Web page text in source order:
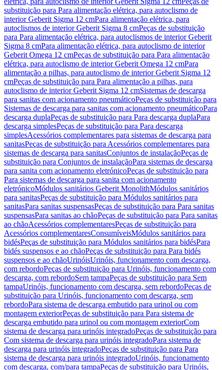
substituição para Para alimentação elétrica, para autoclismo de
interior Geberit Sigma 12 cmPara alimentação elétrica, para
autoclismos de interior Geberit Sigma 8 cmPeças de substituição
para Para alimentação elétrica, para autoclismos de interior Geberit
Sigma 8 cmPara alimentação elétrica, para autoclismo de interior
Geberit Omega 12 cmPeças de substituição para Para alimentação
elétrica, para autoclismo de interior Geberit Omega 12 cmPara
alimentação a pilhas, para autoclismo de interior Geberit Sigma 12
cmPeças de substituição para Para alimentação a pilhas, para
autoclismo de interior Geberit Sigma 12 cmSistemas de descarga
para sanitas com acionamento pneumáticoPeças de substituição para
Sistemas de descarga para sanitas com acionamento pneumáticoPara
descarga duplaPeças de substituição para Para descarga duplaPara
descarga simplesPeças de substituição para Para descarga
simplesAcessórios complementares para sistemas de descarga para
sanitasPeças de substituição para Acessórios complementares para
sistemas de descarga para sanitasConjuntos de instalaçãoPeças de
substituição para Conjuntos de instalaçãoPara sistemas de descarga
para sanita com acionamento eletrónicoPeças de substituição para
Para sistemas de descarga para sanita com acionamento
eletrónicoMódulos sanitários Geberit MonolithMódulos sanitários
para sanitasPeças de substituição para Módulos sanitários para
sanitasPara sanitas suspensasPeças de substituição para Para sanitas
suspensasPara sanitas ao chãoPeças de substituição para Para sanitas
ao chãoAcessórios complementaresPeças de substituição para
Acessórios complementaresConsumíveisMódulos sanitários para
bidésPeças de substituição para Módulos sanitários para bidésPara
bidés suspensos e ao chãoPeças de substituição para Para bidés
suspensos e ao chãoUrinóisUrinóis, funcionamento com descarga,
com rebordoPeças de substituição para Urinóis, funcionamento com
descarga, com rebordoSem tampaPeças de substituição para Sem
tampaUrinóis, funcionamento com descarga, sem rebordoPeças de
substituição para Urinóis, funcionamento com descarga, sem
rebordoPara sistema de descarga embutido para urinol ou com
montagem exteriorPeças de substituição para Para sistema de
descarga embutido para urinol ou com montagem exteriorCom
sistema de descarga para urinóis integradoPeças de substituição para
Com sistema de descarga para urinóis integradoPara sistema de
descarga para urinóis integradoPeças de substituição para Para
sistema de descarga para urinóis integradoUrinóis, funcionamento
com descarga, com/para tampaPeças de substituição para Urinóis,